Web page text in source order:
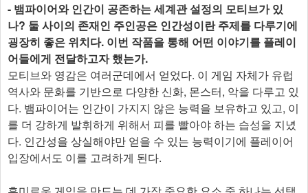
- 뱀파이어와 인간이 공존하는 세계관 설정의 모티브가 있
나? 둘 사이의 존재인 주인공은 인간성이란 주제를 다루기에
굉장히 좋은 위치다. 이번 작품을 통해 어떤 이야기를 플레이
어들에게 전달하고자 했는가.
모티브와 영감은 여러군데에서 얻었다. 이 게임 자체가 유럽
역사와 문화를 기반으로 다양한 신화, 몬스터, 악을 다루고 있
다. 뱀파이어는 인간이 가지지 않은 능력을 보유하고 있고, 이
를 더 강하게 발휘하게 위해서 피를 빨아야 하는 습성을 지녔
다. 인간성을 상실해야만 얻을 수 있는 능력이기에 플레이어
입장에서도 이를 고려하게 된다.